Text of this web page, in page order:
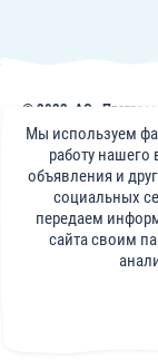
© 2022, АО «Прогресс»
Публикации, советы
информативный
справочный
«ФрутоНяня»
Мы используем
работу нашего
объявления и
социальных
передаем
сайта своим